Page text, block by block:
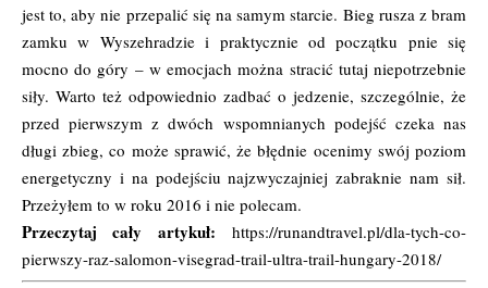
jest to, aby nie przepalić się na samym starcie. Bieg rusza z bram
zamku w Wyszehradzie i praktycznie od początku pnie się
mocno do góry – w emocjach można stracić tutaj niepotrzebnie
siły. Warto też odpowiednio zadbać o jedzenie, szczególnie, że
przed pierwszym z dwóch wspomnianych podejść czeka nas
długi zbieg, co może sprawić, że błędnie ocenimy swój poziom
energetyczny i na podejściu najzwyczajniej zabraknie nam sił.
Przeżyłem to w roku 2016 i nie polecam.
Przeczytaj cały artykuł: https://runandtravel.pl/dla-tych-co-
pierwszy-raz-salomon-visegrad-trail-ultra-trail-hungary-2018/